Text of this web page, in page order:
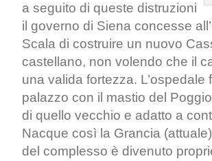
a seguito di queste distruzioni
il governo di Siena concesse
Scala di costruire un nuovo
castellano, non volendo che il
una valida fortezza.
palazzo con il mastio del
di quello vecchio e adatto a
Nacque così la Grancia
del complesso è divenuto